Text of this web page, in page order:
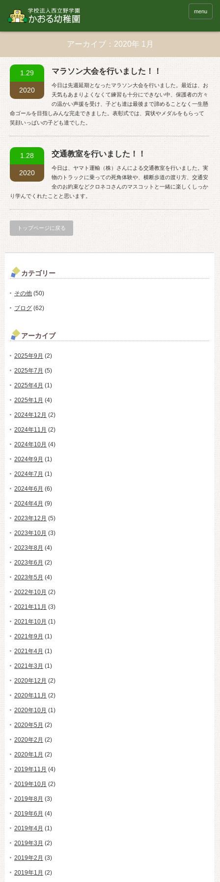
menu
アーカイブ：2020年 1月
1.29
2020
マラソン大会を行いました！！
今日は先週延期となったマラソン大会を行いました。最近は、お
天気もあまりよくなくて練習も十分にできない中、保護者の方々
の温かい声援を受け、子ども達は最後まで諦めることなく一生懸
命ゴールを目指しみんな完走できました。表彰式では、賞状やメダルをもらって
笑顔いっぱいの子ども達でした。
1.28
2020
交通教室を行いました！！
今日は、ヤマト運輸（株）さんによる交通教室を行いました。実
物のトラックに乗っての死角体験や、横断歩道の渡り方、交通安
全のお約束などクロネコさんのマスコットと一緒に楽しくしっか
り学んでくれたことと思います。
トップページに戻る
カテゴリー
その他 (50)
ブログ (62)
アーカイブ
2025年9月 (2)
2025年7月 (5)
2025年4月 (1)
2025年1月 (4)
2024年12月 (2)
2024年11月 (2)
2024年10月 (4)
2024年9月 (1)
2024年7月 (1)
2024年6月 (6)
2024年4月 (9)
2023年12月 (5)
2023年10月 (3)
2023年8月 (4)
2023年6月 (2)
2023年5月 (4)
2022年10月 (2)
2021年11月 (3)
2021年10月 (1)
2021年9月 (1)
2021年4月 (1)
2021年3月 (1)
2020年12月 (2)
2020年11月 (2)
2020年10月 (1)
2020年5月 (2)
2020年2月 (2)
2020年1月 (2)
2019年11月 (4)
2019年10月 (2)
2019年8月 (3)
2019年6月 (4)
2019年4月 (1)
2019年3月 (2)
2019年2月 (3)
2019年1月 (2)